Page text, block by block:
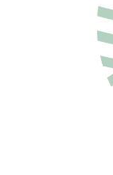
Home